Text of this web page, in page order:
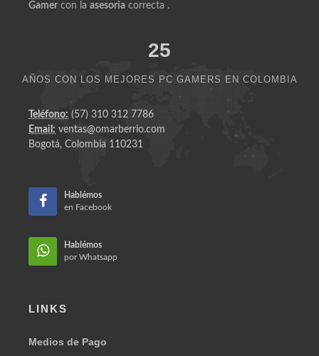
Gamer con la asesoria correcta .
25
AÑOS CON LOS MEJORES PC GAMERS EN COLOMBIA
Teléfono: (57) 310 312 7786
Email: ventas@omarberrio.com
Bogotá, Colombia 110231
Hablémos
en Facebook
Hablémos
por Whatsapp
LINKS
Medios de Pago